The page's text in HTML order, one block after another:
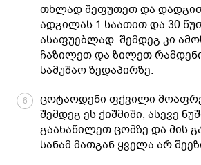
თხლად შეფუთეთ და
ადგილას 1 საათით და 30
ასაფუებლად. შემდეგ კი
ჩაზილეთ და ზილეთ
სამუშაო ზედაპირზე.
6
ცოტაოდენი ფქვილი
შემდეგ ეს ქიშმიში, ასევე
გაანაწილეთ ცომზე და მის
სანამ მათგან ყველა არ